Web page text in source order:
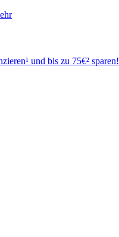
und bis zu 75€² sparen!